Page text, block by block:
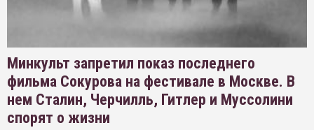
Минкульт запретил показ последнего
фильма Сокурова на фестивале в Москве. В
нем Сталин, Черчилль, Гитлер и Муссолини
спорят о жизни